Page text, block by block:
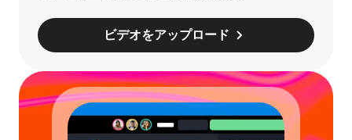
ビデオをアップロード